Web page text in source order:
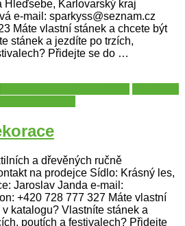
Hleďsebe, Karlovarský kraj
e-mail: sparkyss@seznam.cz
Máte vlastní stánek a chcete být
stánek a jezdíte po trzích,
Přidejte se do …
a dřevěných ručně
na prodejce Sídlo: Krásný les,
Jaroslav Janda e-mail:
+420 728 777 327 Máte vlastní
katalogu? Vlastníte stánek a
poutích a festivalech? Přidejte